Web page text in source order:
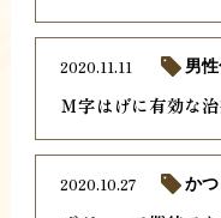
Ｍ字はげに有効な
2020.11.11 男
2020.10.27 か